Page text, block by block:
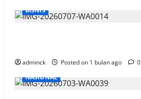
BISNIS
adminck Posted on 1 bulan ago
0
NASIONAL